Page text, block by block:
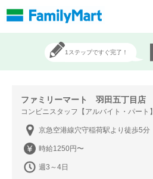
1ステップですぐ完了！
ファミリーマート 羽田五丁目店
コンビニスタッフ【アルバイト・パート】
京急空港線穴守稲荷駅より徒歩5分
時給1250円〜
週3～4日